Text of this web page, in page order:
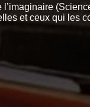
et ceux qui les